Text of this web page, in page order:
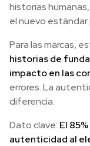
historias
el nuevo
Para las marcas,
historias de
impacto en las
errores. La
diferencia.
Dato clave: El
autenticidad al